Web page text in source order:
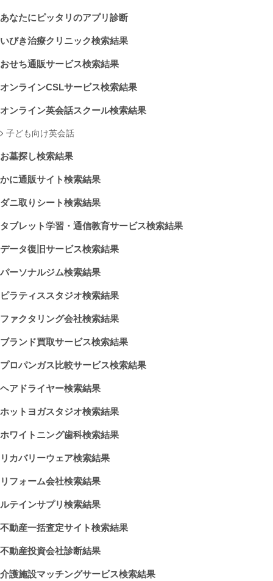
あなたにピッタリのアプリ診断
いびき治療クリニック検索結果
おせち通販サービス検索結果
オンラインCSLサービス検索結果
オンライン英会話スクール検索結果
子ども向け英会話
お墓探し検索結果
かに通販サイト検索結果
ダニ取りシート検索結果
タブレット学習・通信教育サービス検索結果
データ復旧サービス検索結果
パーソナルジム検索結果
ピラティススタジオ検索結果
ファクタリング会社検索結果
ブランド買取サービス検索結果
プロパンガス比較サービス検索結果
ヘアドライヤー検索結果
ホットヨガスタジオ検索結果
ホワイトニング歯科検索結果
リカバリーウェア検索結果
リフォーム会社検索結果
ルテインサプリ検索結果
不動産一括査定サイト検索結果
不動産投資会社診断結果
介護施設マッチングサービス検索結果